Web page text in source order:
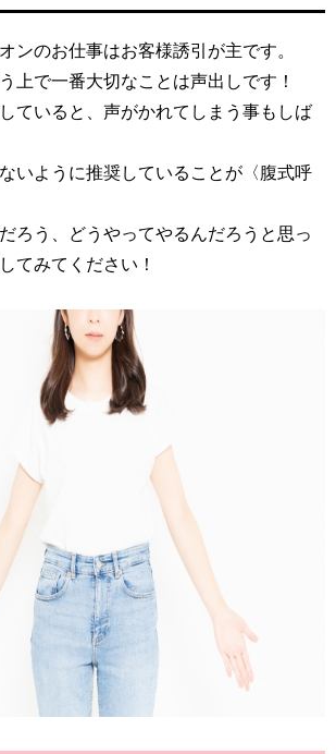
ンのお仕事はお客様誘引が主です。
上で一番大切なことは声出しです！
ていると、声がかれてしまう事もしば
いように推奨していることが〈腹式呼
ろう、どうやってやるんだろうと思っ
てみてください！